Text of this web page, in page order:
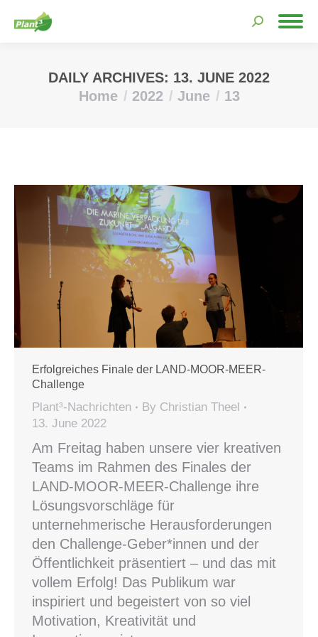
Search:
DAILY ARCHIVES: 13. JUNE 2022
You are here:
Home 2022 June 13
Erfolgreiches Finale der LAND-MOOR-MEER-
Challenge
Plant³-Nachrichten By Christian Theel
13. June 2022
Am Freitag haben unsere vier kreativen
Teams im Rahmen des Finales der
LAND-MOOR-MEER-Challenge ihre
Lösungsvorschläge für
unternehmerische Herausforderungen
den Challenge-Geber*innen und der
Öffentlichkeit präsentiert – und das mit
vollem Erfolg! Das Publikum war
inspiriert und begeistert von so viel
Motivation, Kreativität und